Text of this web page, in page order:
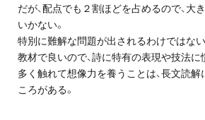
だが、配点でも２割ほどを占めるので、大
いかない。
特別に難解な問題が出されるわけではな
教材で良いので、詩に特有の表現や技法に
多く触れて想像力を養うことは、長文読解
ころがある。